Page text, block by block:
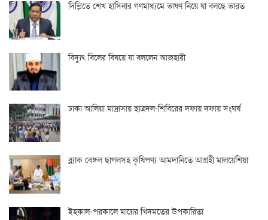
দিল্লিতে শেখ হাসিনার গণমাধ্যমে ভাষণ নিয়ে যা বলছে ভারত
বিদ্যুৎ বিলের বিষয়ে যা বললেন আজহারী
ঢাকা আলিয়া মাদ্রাসায় ছাত্রদল-শিবিরের দফায় দফায় সংঘর্ষ
ব্ল্যাক বেঙ্গল ছাগলসহ কৃষিপণ্য আমদানিতে আগ্রহী মালয়েশিয়া
ইহকাল-পরকালে মায়ের খিদমতের উপকারিতা